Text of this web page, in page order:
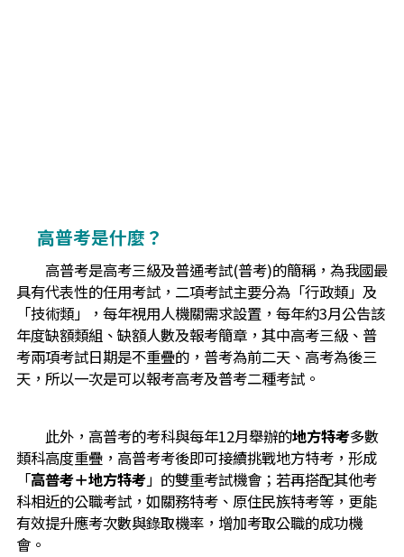
高普考是什麼？
高普考是高考三級及普通考試(普考)的簡稱，為我國最
具有代表性的任用考試，二項考試主要分為「行政類」及
「技術類」，每年視用人機關需求設置，每年約3月公告該
年度缺額類組、缺額人數及報考簡章，其中高考三級、普
考兩項考試日期是不重疊的，普考為前二天、高考為後三
天，所以一次是可以報考高考及普考二種考試。
此外，高普考的考科與每年12月舉辦的地方特考多數
類科高度重疊，高普考考後即可接續挑戰地方特考，形成
「高普考＋地方特考」的雙重考試機會；若再搭配其他考
科相近的公職考試，如關務特考、原住民族特考等，更能
有效提升應考次數與錄取機率，增加考取公職的成功機
會。